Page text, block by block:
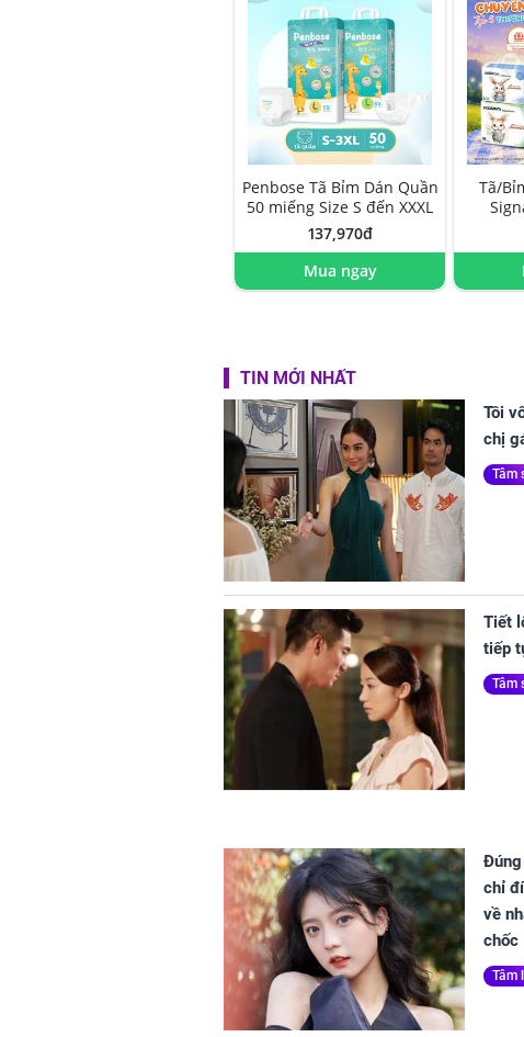
Penbose Tã Bỉm Dán Quần
50 miếng Size S đến XXXL
137,970đ
Mua ngay
Tã/
TIN MỚI NHẤT
Tôi
chị
Tâm
Tiết
tiếp
Tâm
chỉ
về
chốc
Tâm